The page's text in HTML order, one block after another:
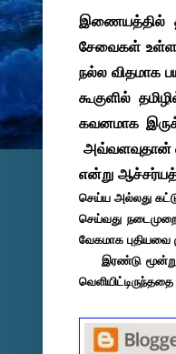
இணையத்தில்
சேவைகள்
நல்ல விதமாக
கூகுளில்
கவனமாக
அவ்வளவுதான்
என்று
செய்ய அல்லது
செய்வது
வேகமாக
இரண்டு மூன்று